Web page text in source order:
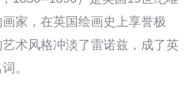
家，在英国绘画史上享誉极
术风格冲淡了雷诺兹，成了英
。